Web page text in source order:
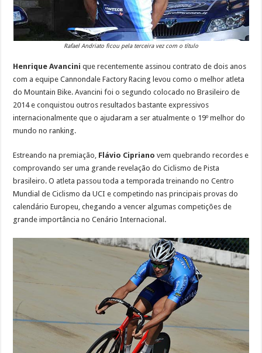
Rafael Andriato ficou pela terceira vez com o título
Henrique Avancini que recentemente assinou contrato de dois anos
com a equipe Cannondale Factory Racing levou como o melhor atleta
do Mountain Bike. Avancini foi o segundo colocado no Brasileiro de
2014 e conquistou outros resultados bastante expressivos
internacionalmente que o ajudaram a ser atualmente o 19º melhor do
mundo no ranking.
Estreando na premiação, Flávio Cipriano vem quebrando recordes e
comprovando ser uma grande revelação do Ciclismo de Pista
brasileiro. O atleta passou toda a temporada treinando no Centro
Mundial de Ciclismo da UCI e competindo nas principais provas do
calendário Europeu, chegando a vencer algumas competições de
grande importância no Cenário Internacional.